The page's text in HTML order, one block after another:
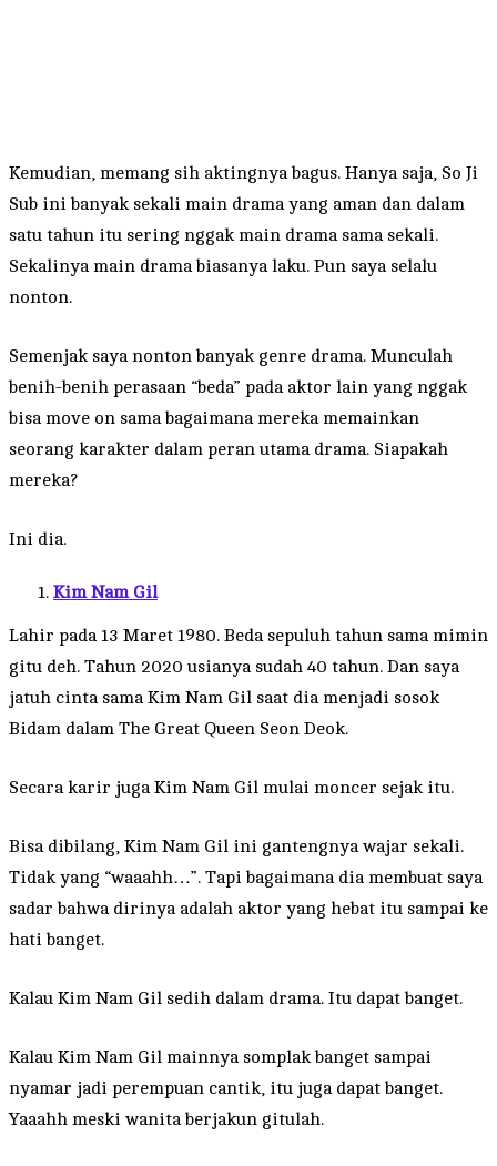
Kemudian, memang sih aktingnya bagus. Hanya saja, So Ji
Sub ini banyak sekali main drama yang aman dan dalam
satu tahun itu sering nggak main drama sama sekali.
Sekalinya main drama biasanya laku. Pun saya selalu
nonton.
Semenjak saya nonton banyak genre drama. Munculah
benih-benih perasaan “beda” pada aktor lain yang nggak
bisa move on sama bagaimana mereka memainkan
seorang karakter dalam peran utama drama. Siapakah
mereka?
Ini dia.
Kim Nam Gil
Lahir pada 13 Maret 1980. Beda sepuluh tahun sama mimin
gitu deh. Tahun 2020 usianya sudah 40 tahun. Dan saya
jatuh cinta sama Kim Nam Gil saat dia menjadi sosok
Bidam dalam The Great Queen Seon Deok.
Secara karir juga Kim Nam Gil mulai moncer sejak itu.
Bisa dibilang, Kim Nam Gil ini gantengnya wajar sekali.
Tidak yang “waaahh…”. Tapi bagaimana dia membuat saya
sadar bahwa dirinya adalah aktor yang hebat itu sampai ke
hati banget.
Kalau Kim Nam Gil sedih dalam drama. Itu dapat banget.
Kalau Kim Nam Gil mainnya somplak banget sampai
nyamar jadi perempuan cantik, itu juga dapat banget.
Yaaahh meski wanita berjakun gitulah.